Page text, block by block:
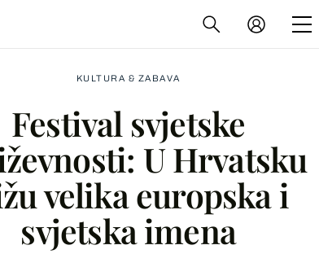
KULTURA & ZABAVA
Festival svjetske
U Hrvatsku
velika europska i
svjetska imena